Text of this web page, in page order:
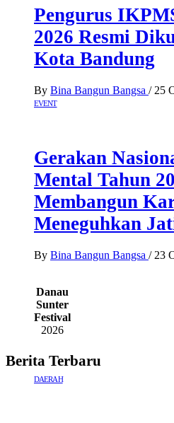
Pengurus
2026 Resmi
Kota Bandung
By Bina Bangun Bangsa / 25
EVENT
Gerakan
Mental Tahun
Membangun
Meneguhkan
By Bina Bangun Bangsa / 23
Danau
Sunter
Festival
2026
Berita Terbaru
DAERAH